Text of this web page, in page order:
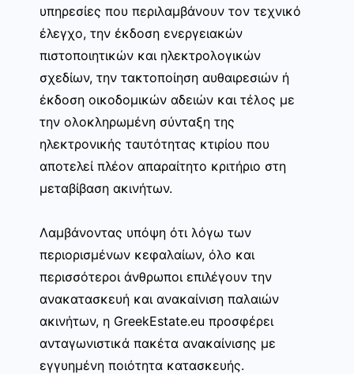
υπηρεσίες που περιλαμβάνουν τον τεχνικό
έλεγχο, την έκδοση ενεργειακών
πιστοποιητικών και ηλεκτρολογικών
σχεδίων, την τακτοποίηση αυθαιρεσιών ή
έκδοση οικοδομικών αδειών και τέλος με
την ολοκληρωμένη σύνταξη της
ηλεκτρονικής ταυτότητας κτιρίου που
αποτελεί πλέον απαραίτητο κριτήριο στη
μεταβίβαση ακινήτων.
Λαμβάνοντας υπόψη ότι λόγω των
περιορισμένων κεφαλαίων, όλο και
περισσότεροι άνθρωποι επιλέγουν την
ανακατασκευή και ανακαίνιση παλαιών
ακινήτων, η GreekEstate.eu προσφέρει
ανταγωνιστικά πακέτα ανακαίνισης με
εγγυημένη ποιότητα κατασκευής.